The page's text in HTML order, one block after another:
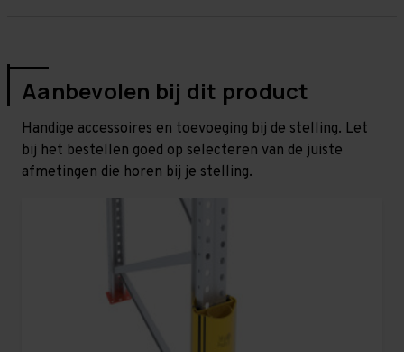
Aanbevolen bij dit product
Handige accessoires en toevoeging bij de stelling. Let
bij het bestellen goed op selecteren van de juiste
afmetingen die horen bij je stelling.